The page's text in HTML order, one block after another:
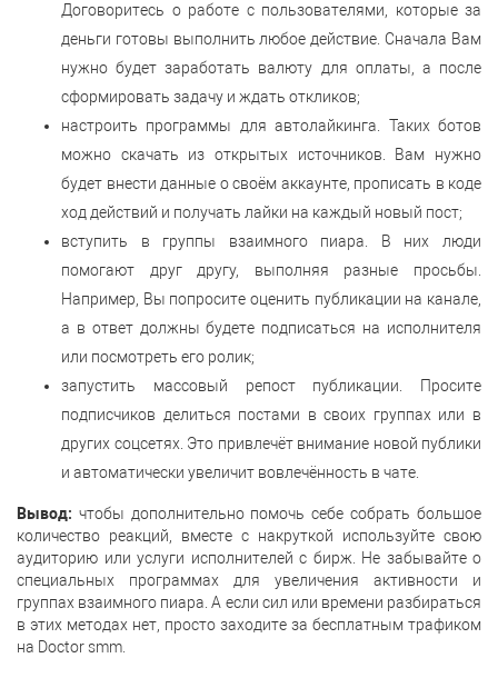
Договоритесь о работе с пользователями, которые за
деньги готовы выполнить любое действие. Сначала Вам
нужно будет заработать валюту для оплаты, а после
сформировать задачу и ждать откликов;
настроить программы для автолайкинга. Таких ботов
можно скачать из открытых источников. Вам нужно
будет внести данные о своём аккаунте, прописать в коде
ход действий и получать лайки на каждый новый пост;
вступить в группы взаимного пиара. В них люди
помогают друг другу, выполняя разные просьбы.
Например, Вы попросите оценить публикации на канале,
а в ответ должны будете подписаться на исполнителя
или посмотреть его ролик;
запустить массовый репост публикации. Просите
подписчиков делиться постами в своих группах или в
других соцсетях. Это привлечёт внимание новой публики
и автоматически увеличит вовлечённость в чате.
Вывод: чтобы дополнительно помочь себе собрать большое
количество реакций, вместе с накруткой используйте свою
аудиторию или услуги исполнителей с бирж. Не забывайте о
специальных программах для увеличения активности и
группах взаимного пиара. А если сил или времени разбираться
в этих методах нет, просто заходите за бесплатным трафиком
на Doctor smm.